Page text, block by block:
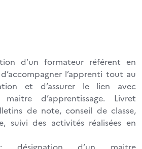
d’un formateur référent en
l’apprenti tout au
et d’assurer le lien avec
d’apprentissage. Livret
de note, conseil de classe,
suivi des activités réalisées en
désignation d’un maitre